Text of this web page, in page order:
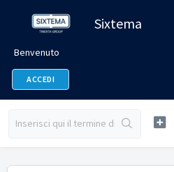
Sixtema
Benvenuto
ACCEDI